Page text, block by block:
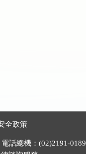
全政策
話總機：(02)2191-0189